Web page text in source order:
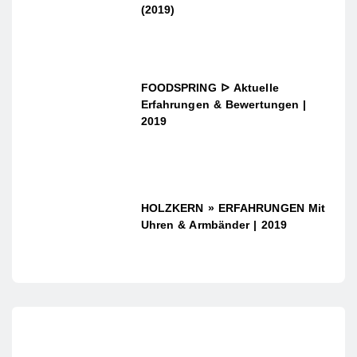
(2019)
FOODSPRING ᐅ Aktuelle
Erfahrungen & Bewertungen |
2019
HOLZKERN » ERFAHRUNGEN Mit
Uhren & Armbänder | 2019